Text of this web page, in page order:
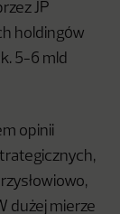
JP
holdingów
5-6 mld
opinii
dużej mierze